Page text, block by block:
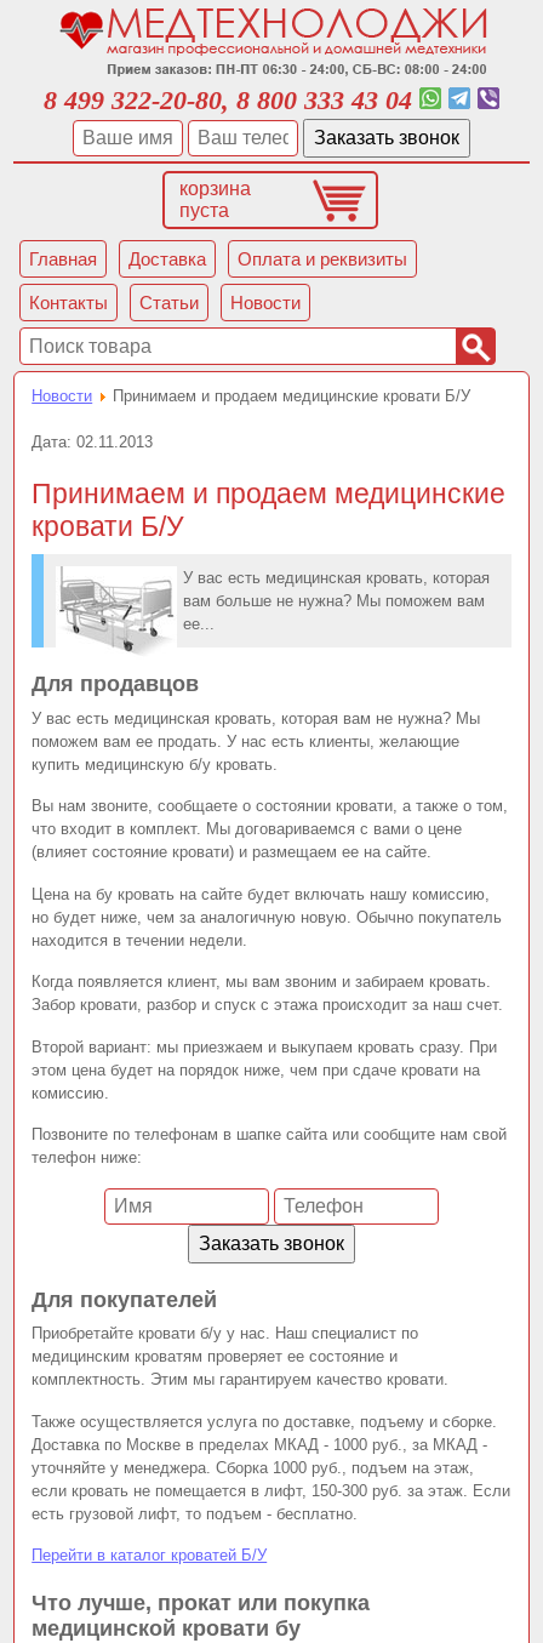
8 499 322-20-80, 8 800 333 43 04
корзина
пуста
Главная Доставка Оплата и реквизиты
Контакты Статьи Новости
Новости Принимаем и продаем медицинские кровати Б/У
Дата:02.11.2013
Принимаем и продаем медицинские
кровати Б/У
У вас есть медицинская кровать, которая
вам больше не нужна? Мы поможем вам
ее...
Для продавцов
У вас есть медицинская кровать, которая вам не нужна? Мы
поможем вам ее продать. У нас есть клиенты, желающие
купить медицинскую б/у кровать.
Вы нам звоните, сообщаете о состоянии кровати, а также о том,
что входит в комплект. Мы договариваемся с вами о цене
(влияет состояние кровати) и размещаем ее на сайте.
Цена на бу кровать на сайте будет включать нашу комиссию,
но будет ниже, чем за аналогичную новую. Обычно покупатель
находится в течении недели.
Когда появляется клиент, мы вам звоним и забираем кровать.
Забор кровати, разбор и спуск с этажа происходит за наш счет.
Второй вариант: мы приезжаем и выкупаем кровать сразу. При
этом цена будет на порядок ниже, чем при сдаче кровати на
комиссию.
Позвоните по телефонам в шапке сайта или сообщите нам свой
телефон ниже:
Для покупателей
Приобретайте кровати б/у у нас. Наш специалист по
медицинским кроватям проверяет ее состояние и
комплектность. Этим мы гарантируем качество кровати.
Также осуществляется услуга по доставке, подъему и сборке.
Доставка по Москве в пределах МКАД - 1000 руб., за МКАД -
уточняйте у менеджера. Сборка 1000 руб., подъем на этаж,
если кровать не помещается в лифт, 150-300 руб. за этаж. Если
есть грузовой лифт, то подъем - бесплатно.
Перейти в каталог кроватей Б/У
Что лучше, прокат или покупка
медицинской кровати бу